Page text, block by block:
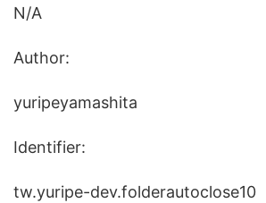
N/A
Author:
yuripeyamashita
Identifier:
tw.yuripe-dev.folderautoclose10